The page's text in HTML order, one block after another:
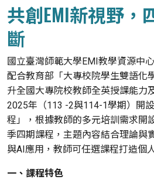
共創EMI新視野，
斷
國立臺灣師範大學EMI教學資源中
配合教育部「大專校院學生雙語化
升全國大專院校教師全英授課能力
2025年（113 -2與114-1學期）開
程」，根據教師的多元培訓需求開
季四期課程，主題內容結合理論與
與AI應用，教師可任選課程打造個
一、課程特色